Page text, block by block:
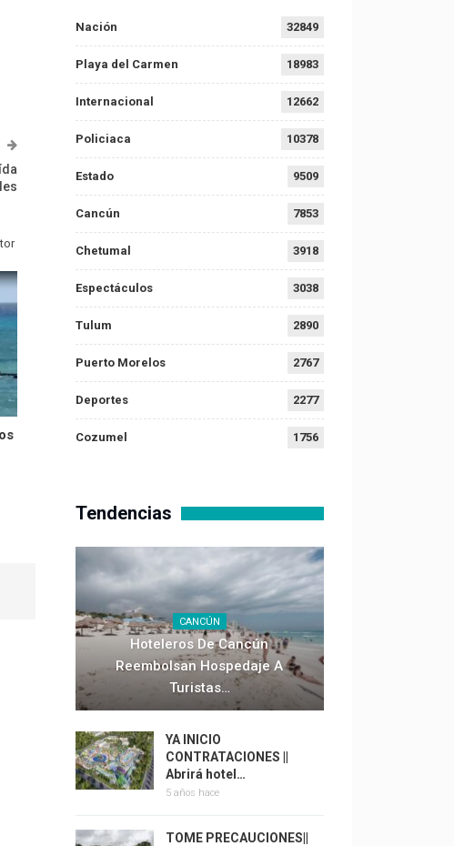
Nación 32849
Playa del Carmen 18983
Internacional 12662
Policiaca 10378
Estado 9509
Cancún 7853
Chetumal 3918
Espectáculos 3038
Tulum 2890
Puerto Morelos 2767
Deportes 2277
Cozumel 1756
Tendencias
CANCÚN
Hoteleros De Cancún
Reembolsan Hospedaje A
Turistas…
YA INICIO
CONTRATACIONES ||
Abrirá hotel…
5 años hace
TOME PRECAUCIONES||